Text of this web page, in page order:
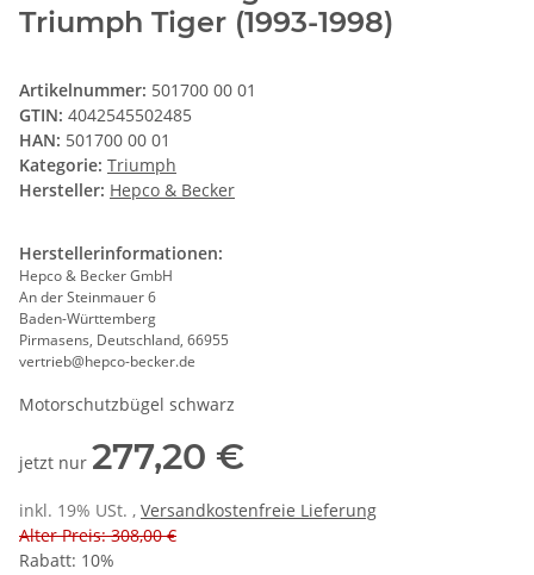
Triumph Tiger (1993-1998)
Artikelnummer: 501700 00 01
GTIN: 4042545502485
HAN: 501700 00 01
Kategorie: Triumph
Hersteller: Hepco & Becker
Herstellerinformationen:
Hepco & Becker GmbH
An der Steinmauer 6
Baden-Württemberg
Pirmasens, Deutschland, 66955
vertrieb@hepco-becker.de
Motorschutzbügel schwarz
jetzt nur 277,20 €
inkl. 19% USt. , Versandkostenfreie Lieferung
Alter Preis: 308,00 €
Rabatt: 10%